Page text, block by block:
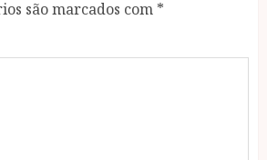
são marcados com *